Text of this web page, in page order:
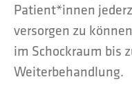
Patient*innen
versorgen zu
im Schockraum bis
Weiterbehandlung.